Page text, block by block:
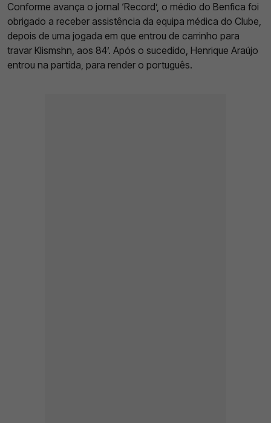
Conforme avança o jornal ‘Record’, o médio do Benfica foi
obrigado a receber assistência da equipa médica do Clube,
depois de uma jogada em que entrou de carrinho para
travar Klismshn, aos 84’. Após o sucedido, Henrique Araújo
entrou na partida, para render o português.